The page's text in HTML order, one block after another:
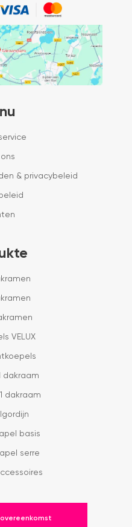
& privacybeleid
VELUX
dakraam
dakraam
basis
serre